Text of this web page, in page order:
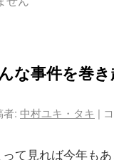
な事件を巻
者: 中村ユキ・タキ |
って見れば今年も